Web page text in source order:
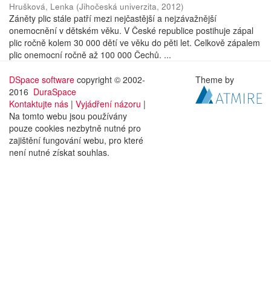
Hrušková, Lenka (Jihočeská univerzita, 2012)
Záněty plic stále patří mezi nejčastější a nejzávažnější
onemocnění v dětském věku. V České republice postihuje zápal
plic ročně kolem 30 000 dětí ve věku do pěti let. Celkově zápalem
plic onemocní ročně až 100 000 Čechů. ...
DSpace software copyright © 2002-
2016 DuraSpace
Kontaktujte nás | Vyjádření názoru |
Na tomto webu jsou používány
pouze cookies nezbytně nutné pro
zajištění fungování webu, pro které
není nutné získat souhlas.
Theme by